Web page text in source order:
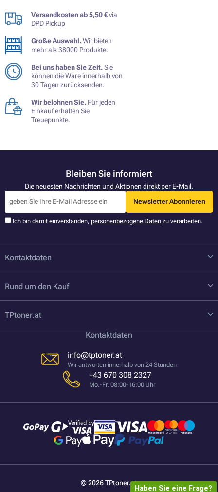
Versandkosten ab 5,50 €via
DPD Pickup
Große Auswahl.Wir bieten
mehr als 38000 Produkte.
Bei uns haben Sie Zeit.Sie
können die Ware innerhalb von
30 Tagen zurücksenden.
Wir belohnen Sie. Für jeden
Einkauf erhalten Sie
Treuepunkte.
Bleiben Sie informiert
Die neuesten Nachrichten und Aktionen direkt per E-Mail.
Newsletter Abonnieren
Ich bin damit einverstanden, personenbezogene Daten zu verarbeiten.
Kontaktdaten
Rund um den Kauf
TPtoner.at
Kontaktdaten
info@tptoner.at
Wir antworten innerhalb von 24 Stunden
+43 670 308 2327
Mo.-Fr. 08:00-16:00 Uhr
© 2026 TPtoner.at
Haben Sie eine Frage?